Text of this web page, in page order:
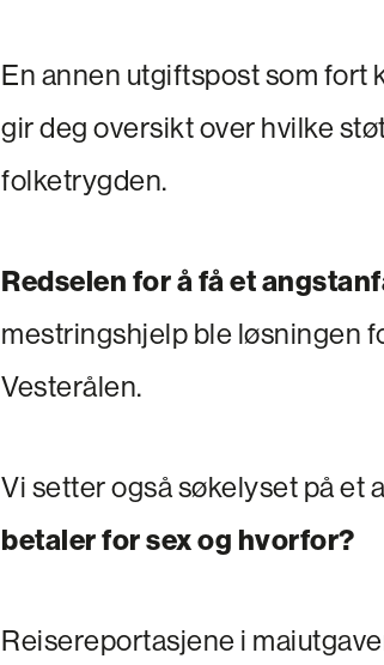
En annen utgiftspost som fort
gir deg oversikt over hvilke
folketrygden.
Redselen for å få et
mestringshjelp ble løsningen
Vesterålen.
Vi setter også søkelyset på et
betaler for sex og hvorfor?
Reisereportasjene i